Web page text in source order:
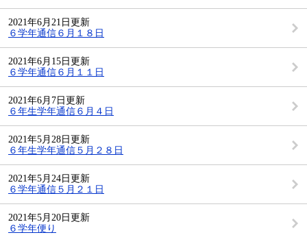
2021年6月21日更新
６学年通信６月１８日
2021年6月15日更新
６学年通信６月１１日
2021年6月7日更新
６年生学年通信６月４日
2021年5月28日更新
６年生学年通信５月２８日
2021年5月24日更新
６学年通信５月２１日
2021年5月20日更新
６学年便り